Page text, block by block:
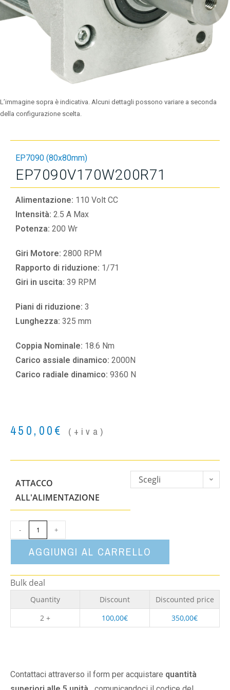
L’immagine sopra è indicativa. Alcuni dettagli possono variare a seconda
della configurazione scelta.
EP7090 (80x80mm)
EP7090V170W200R71
Alimentazione: 110 Volt CC
Intensità: 2.5 A Max
Potenza: 200 Wr
Giri Motore: 2800 RPM
Rapporto di riduzione: 1/71
Giri in uscita: 39 RPM
Piani di riduzione: 3
Lunghezza: 325 mm
Coppia Nominale: 18.6 Nm
Carico assiale dinamico: 2000N
Carico radiale dinamico: 9360 N
450,00€ (+iva)
ATTACCO
ALL'ALIMENTAZIONE
Scegli
- +
AGGIUNGI AL CARRELLO
Bulk deal
Quantity Discount
Discounted price
2 +
100,00€ 350,00€
Contattaci attraverso il form per acquistare quantità